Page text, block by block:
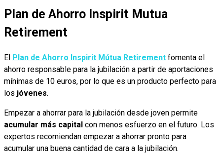
Plan de Ahorro Inspirit Mutua
Retirement
El Plan de Ahorro Inspirit Mútua Retirement fomenta el
ahorro responsable para la jubilación a partir de aportaciones
mínimas de 10 euros, por lo que es un producto perfecto para
los jóvenes.
Empezar a ahorrar para la jubilación desde joven permite
acumular más capital con menos esfuerzo en el futuro. Los
expertos recomiendan empezar a ahorrar pronto para
acumular una buena cantidad de cara a la jubilación.